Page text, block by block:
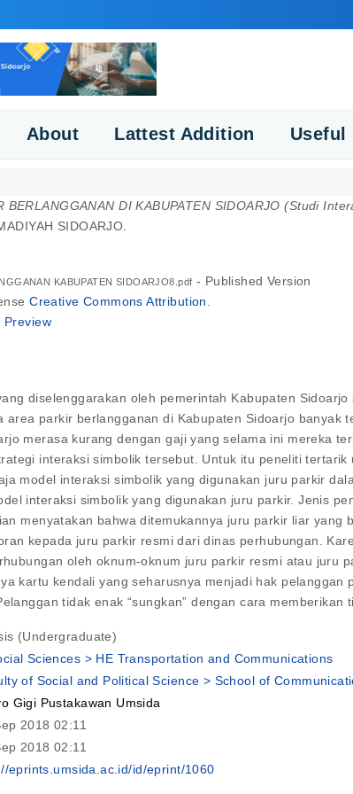
About Lattest Addition Useful
BERLANGGANAN DI KABUPATEN SIDOARJO (Studi
SIDOARJO.
KABUPATEN SIDOARJO8.pdf - Published Version
Creative Commons Attribution
Preview
diselenggarakan oleh pemerintah Kabupaten
area parkir berlangganan di Kabupaten Sidoarjo
merasa kurang dengan gaji yang selama ini mereka
interaksi simbolik tersebut. Untuk itu peneliti
model interaksi simbolik yang digunakan juru parkir
interaksi simbolik yang digunakan juru parkir. Jenis
menyatakan bahwa ditemukannya juru parkir liar
kepada juru parkir resmi dari dinas perhubungan.
oleh oknum-oknum juru parkir resmi atau juru
kartu kendali yang seharusnya menjadi hak
tidak enak “sungkan” dengan cara memberikan
(Undergraduate)
Sciences > HE Transportation and Communications
of Social and Political Science > School of
Gigi Pustakawan Umsida
2018 02:11
2018 02:11
eprints.umsida.ac.id/id/eprint/1060